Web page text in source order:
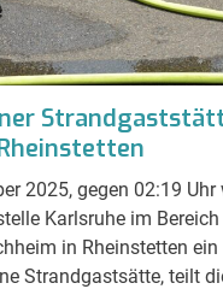
2025, gegen 02:19 Uhr
Karlsruhe im
in Rheinstetten ein
Strandgastsätte, teilt